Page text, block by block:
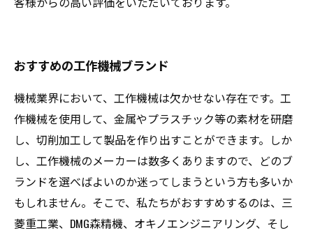
おすすめの工作機械ブランド
機械業界において、工作機械は欠かせない存在です。工
作機械を使用して、金属やプラスチック等の素材を研磨
し、切削加工して製品を作り出すことができます。しか
し、工作機械のメーカーは数多くありますので、どのブ
ランドを選べばよいのか迷ってしまうという方も多いか
もしれません。そこで、私たちがおすすめするのは、三
菱重工業、DMG森精機、オキノエンジニアリング、そし